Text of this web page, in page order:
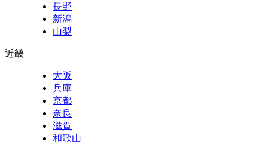
長野
新潟
山梨
近畿
大阪
兵庫
京都
奈良
滋賀
和歌山